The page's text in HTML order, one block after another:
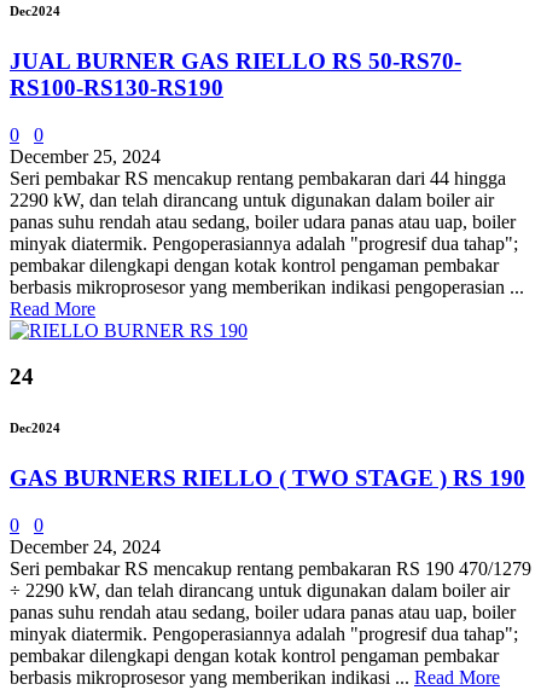
Dec2024
JUAL BURNER GAS RIELLO RS 50-RS70-
RS100-RS130-RS190
0
0
December 25, 2024
Seri pembakar RS mencakup rentang pembakaran dari 44 hingga
2290 kW, dan telah dirancang untuk digunakan dalam boiler air
panas suhu rendah atau sedang, boiler udara panas atau uap, boiler
minyak diatermik. Pengoperasiannya adalah "progresif dua tahap";
pembakar dilengkapi dengan kotak kontrol pengaman pembakar
berbasis mikroprosesor yang memberikan indikasi pengoperasian ...
Read More
24
Dec2024
GAS BURNERS RIELLO ( TWO STAGE ) RS 190
0
0
December 24, 2024
Seri pembakar RS mencakup rentang pembakaran RS 190 470/1279
÷ 2290 kW, dan telah dirancang untuk digunakan dalam boiler air
panas suhu rendah atau sedang, boiler udara panas atau uap, boiler
minyak diatermik. Pengoperasiannya adalah "progresif dua tahap";
pembakar dilengkapi dengan kotak kontrol pengaman pembakar
berbasis mikroprosesor yang memberikan indikasi ... Read More